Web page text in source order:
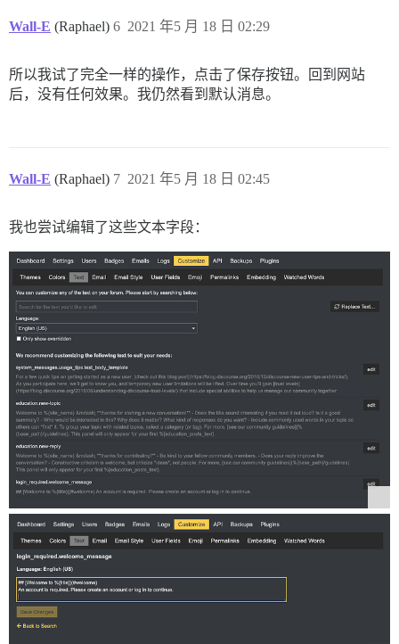
Wall-E (Raphael) 2021 年5 月 18 日 02:29
6
所以我试了完全一样的操作，点击了保存按钮。回到网站
后，没有任何效果。我仍然看到默认消息。
Wall-E (Raphael) 2021 年5 月 18 日 02:45
7
我也尝试编辑了这些文本字段：